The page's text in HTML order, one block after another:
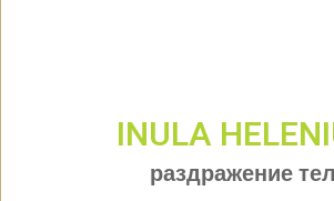
INULA
раздражение